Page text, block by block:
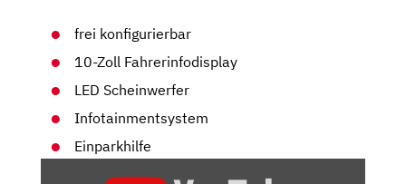
frei konfigurierbar
10-Zoll Fahrerinfodisplay
LED Scheinwerfer
Infotainmentsystem
Einparkhilfe